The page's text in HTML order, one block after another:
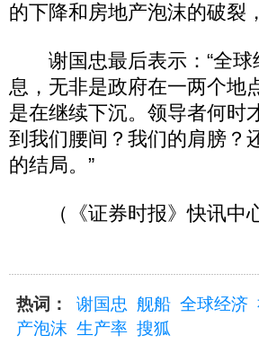
的下降和房地产泡沫的破裂
谢国忠最后表示：“全球
息，无非是政府在一两个地
是在继续下沉。领导者何时
到我们腰间？我们的肩膀？
的结局。”
（《证券时报》快讯中心
热词： 谢国忠 舰船 全球经济
产泡沫 生产率 搜狐